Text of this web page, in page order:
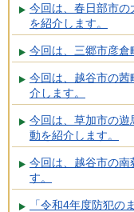
今回は、春日部市
を紹介します。
今回は、三郷市彦倉
今回は、越谷市の
介します。
今回は、草加市の
動を紹介します。
今回は、越谷市の南
す。
「令和4年度防犯の